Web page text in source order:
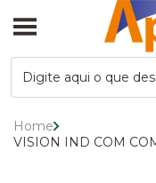
Home
VISION IND COM